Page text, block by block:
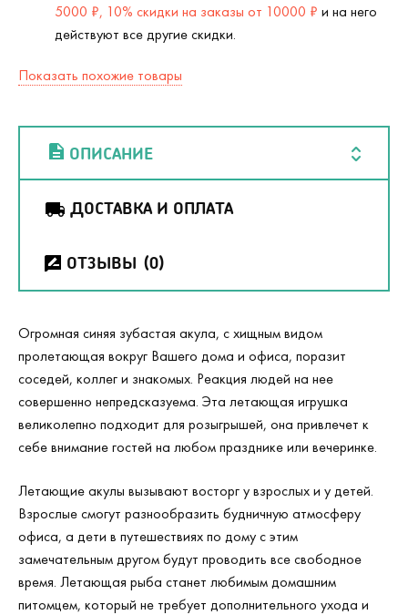
5000 ₽, 10% скидки на заказы от 10000 ₽ и на него
действуют все другие скидки.
Показать похожие товары
ОПИСАНИЕ
ДОСТАВКА И ОПЛАТА
ОТЗЫВЫ (0)
Огромная синяя зубастая акула, с хищным видом
пролетающая вокруг Вашего дома и офиса, поразит
соседей, коллег и знакомых. Реакция людей на нее
совершенно непредсказуема. Эта летающая игрушка
великолепно подходит для розыгрышей, она привлечет к
себе внимание гостей на любом празднике или вечеринке.
Летающие акулы вызывают восторг у взрослых и у детей.
Взрослые смогут разнообразить будничную атмосферу
офиса, а дети в путешествиях по дому с этим
замечательным другом будут проводить все свободное
время. Летающая рыба станет любимым домашним
питомцем, который не требует дополнительного ухода и